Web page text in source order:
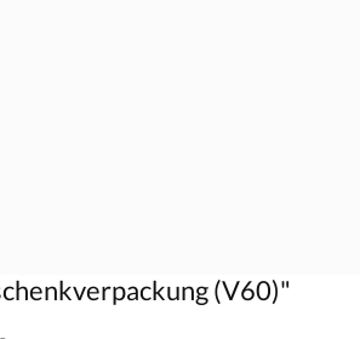
(V60)"